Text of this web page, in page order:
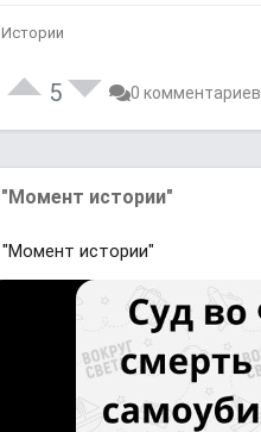
Истории
5 0 комментариев
"Момент истории"
"Момент истории"